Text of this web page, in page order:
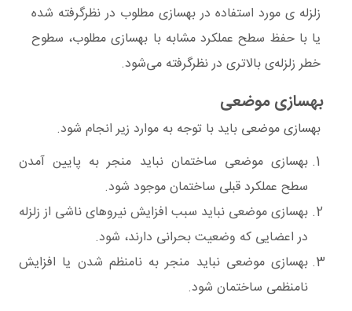
زلزله ی مورد استفاده در بهسازی مطلوب در نظرگرفته شده
یا با حفظ سطح عملکرد مشابه با بهسازی مطلوب، سطوح
خطر زلزله‌ی بالاتری در نظرگرفته می‌شود.
بهسازی موضعی
بهسازی موضعی باید با توجه به موارد زیر انجام شود.
‌بهسازی موضعی ساختمان نباید منجر به پایینآمدن
سطح عملکردقبلی ساختمان موجود شود.
‌بهسازی موضعی نباید سبب افزایش نیروهای ناشی از زلزله
در اعضایی که وضعیتبحرانی دارند، شود.
‌بهسازی موضعی نباید منجر بهنامنظم شدن یا افزایش
نامنظمی ساختمان شود.